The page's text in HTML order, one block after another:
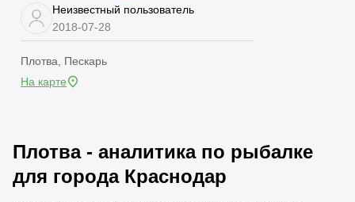
Неизвестный пользователь
2018-07-28
Плотва, Пескарь
На карте
Плотва - аналитика по рыбалке
для города Краснодар